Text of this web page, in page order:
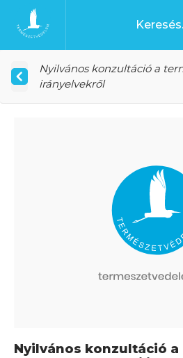
Ugrás a tartalomhoz
Főoldal
Nyilvános konzultáció a
irányelvekről
Nyilvános konzultáció a